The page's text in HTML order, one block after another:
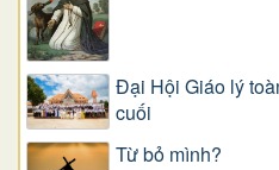
Đại Hội Giáo lý
cuối
Từ bỏ mình?